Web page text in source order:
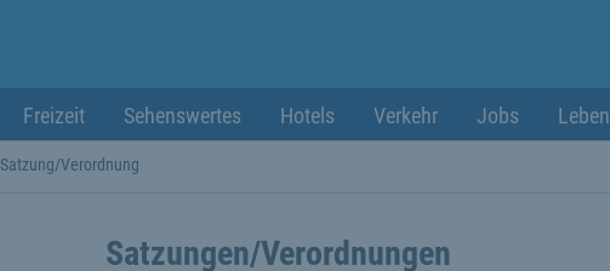
Freizeit Sehenswertes Hotels Verkehr Jobs Leben
Satzung/Verordnung
Satzungen/Verordnungen